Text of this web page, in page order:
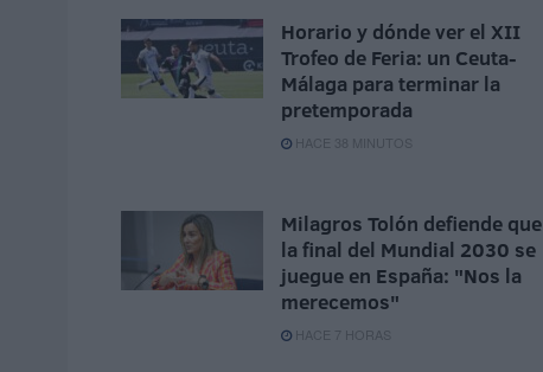
Horario y dónde ver el XII
Trofeo de Feria: un Ceuta-
Málaga para terminar la
pretemporada
HACE 38 MINUTOS
Milagros Tolón defiende que
la final del Mundial 2030 se
juegue en España: "Nos la
merecemos"
HACE 7 HORAS